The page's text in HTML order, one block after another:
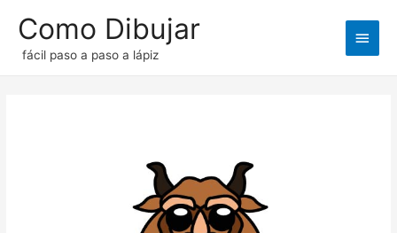
Como Dibujar
fácil paso a paso a lápiz
Menú